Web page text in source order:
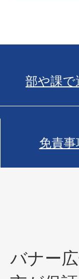
部や課で
免責事
バナー